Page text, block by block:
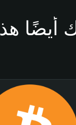
أيضًا